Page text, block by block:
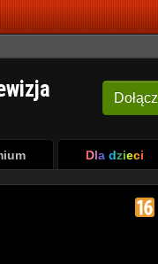
Dołącz
Dla dzieci